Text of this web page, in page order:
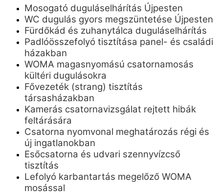
Mosogató duguláselhárítás Újpesten
WC dugulás gyors megszüntetése Újpesten
Fürdőkád és zuhanytálca duguláselhárítás
Padlóösszefolyó tisztítása panel- és családi
házakban
WOMA magasnyomású csatornamosás
kültéri dugulásokra
Fővezeték (strang) tisztítás
társasházakban
Kamerás csatornavizsgálat rejtett hibák
feltárására
Csatorna nyomvonal meghatározás régi és
új ingatlanokban
Esőcsatorna és udvari szennyvízcső
tisztítás
Lefolyó karbantartás megelőző WOMA
mosással